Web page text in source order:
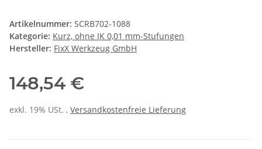
Artikelnummer: SCRB702-1088
Kategorie: Kurz, ohne IK 0,01 mm-Stufungen
Hersteller: FixX Werkzeug GmbH
148,54 €
exkl. 19% USt. , Versandkostenfreie Lieferung